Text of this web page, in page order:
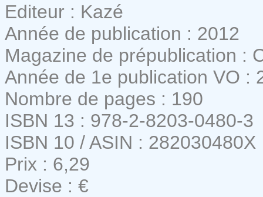
Editeur : Kazé
Année de publication : 2012
Magazine de prépublication :
Année de 1e publication VO :
Nombre de pages : 190
ISBN 13 : 978-2-8203-0480-3
ISBN 10 / ASIN : 282030480X
Prix : 6,29
Devise : €